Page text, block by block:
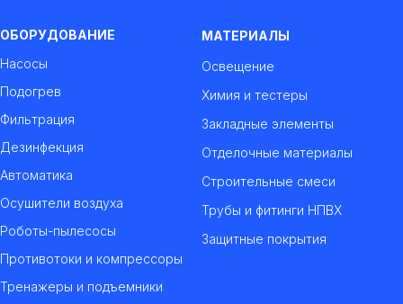
ОБОРУДОВАНИЕ
Насосы
Подогрев
Фильтрация
Дезинфекция
Автоматика
Осушители воздуха
Роботы-пылесосы
Противотоки и компрессоры
Тренажеры и подъемники
МАТЕРИАЛЫ
Освещение
Химия и тестеры
Закладные элементы
Отделочные материалы
Строительные смеси
Трубы и фитинги НПВХ
Защитные покрытия